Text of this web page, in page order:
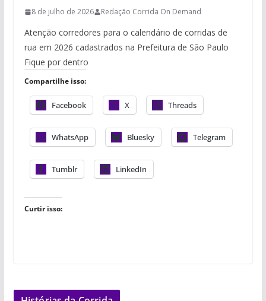
8 de julho de 2026 Redação Corrida On Demand
Atenção corredores para o calendário de corridas de
rua em 2026 cadastrados na Prefeitura de São Paulo
Fique por dentro
Compartilhe isso:
Facebook X Threads
WhatsApp Bluesky Telegram
Tumblr LinkedIn
Curtir isso: